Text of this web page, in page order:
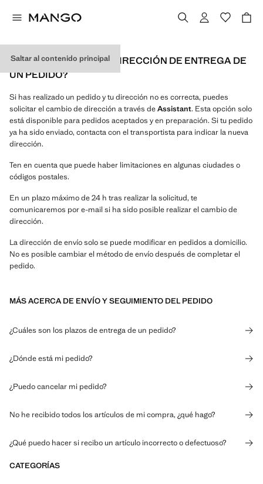
Saltar al contenido principal
¿PUEDO CAMBIAR LA DIRECCIÓN DE ENTREGA DE
UN PEDIDO?
Si has realizado un pedido y tu dirección no es correcta, puedes
solicitar el cambio de dirección a través deAssistant. Esta opción solo
está disponible para pedidos aceptados y en preparación. Si tu pedido
ya ha sido enviado, contacta con el transportista para indicar la nueva
dirección.
Ten en cuenta que puede haber limitaciones en algunas ciudades o
códigos postales.
En un plazo máximo de 24 h tras realizar la solicitud, te
comunicaremos por e-mail si ha sido posible realizar el cambio de
dirección.
La dirección de envío solo se puede modificar en pedidos a domicilio.
No es posible cambiar el método de envío después de completar el
pedido.
MÁS ACERCA DE ENVÍO Y SEGUIMIENTO DEL PEDIDO
¿Cuáles son los plazos de entrega de un pedido?
¿Dónde está mi pedido?
¿Puedo cancelar mi pedido?
No he recibido todos los artículos de mi compra, ¿qué hago?
¿Qué puedo hacer si recibo un artículo incorrecto o defectuoso?
CATEGORÍAS